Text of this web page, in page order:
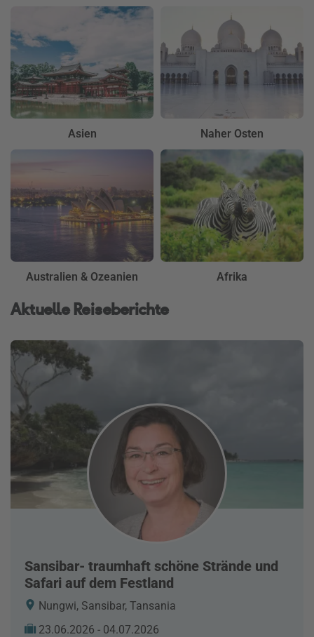
Asien Naher Osten
Australien & Ozeanien Afrika
Aktuelle Reiseberichte
Sansibar- traumhaft schöne Strände und
Safari auf dem Festland
Nungwi, Sansibar, Tansania
23.06.2026 - 04.07.2026